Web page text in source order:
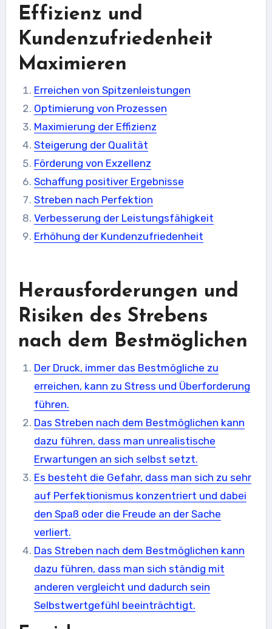
Effizienz und
Kundenzufriedenheit
Maximieren
Erreichen von Spitzenleistungen
Optimierung von Prozessen
Maximierung der Effizienz
Steigerung der Qualität
Förderung von Exzellenz
Schaffung positiver Ergebnisse
Streben nach Perfektion
Verbesserung der Leistungsfähigkeit
Erhöhung der Kundenzufriedenheit
Herausforderungen und
Risiken des Strebens
nach dem Bestmöglichen
Der Druck, immer das Bestmögliche zu
erreichen, kann zu Stress und Überforderung
führen.
Das Streben nach dem Bestmöglichen kann
dazu führen, dass man unrealistische
Erwartungen an sich selbst setzt.
Es besteht die Gefahr, dass man sich zu sehr
auf Perfektionismus konzentriert und dabei
den Spaß oder die Freude an der Sache
verliert.
Das Streben nach dem Bestmöglichen kann
dazu führen, dass man sich ständig mit
anderen vergleicht und dadurch sein
Selbstwertgefühl beeinträchtigt.